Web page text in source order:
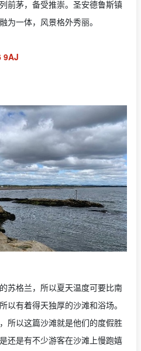
前茅，备受推崇。圣安德鲁斯镇
为一体，风景格外秀丽。
9AJ
苏格兰，所以夏天温度可要比南
以有着得天独厚的沙滩和浴场。
所以这篇沙滩就是他们的度假胜
还是有不少游客在沙滩上慢跑嬉